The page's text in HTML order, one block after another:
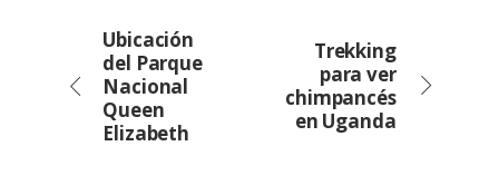
Ubicación
del Parque
Nacional
Queen
Elizabeth
Trekking
para ver
chimpancés
en Uganda